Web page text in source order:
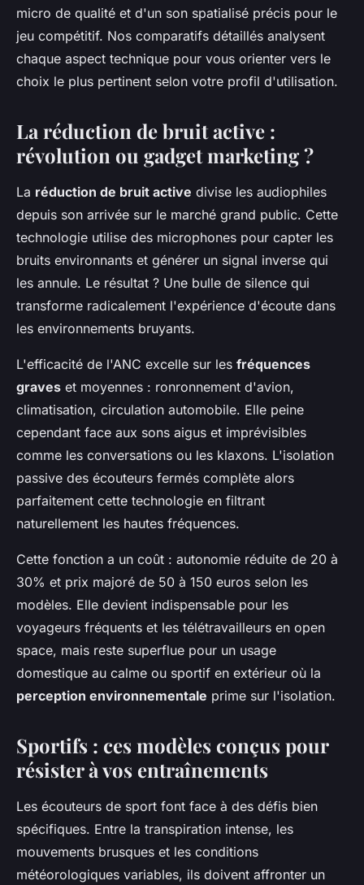
micro de qualité et d'un son spatialisé précis pour le
jeu compétitif. Nos comparatifs détaillés analysent
chaque aspect technique pour vous orienter vers le
choix le plus pertinent selon votre profil d'utilisation.
La réduction de bruit active :
révolution ou gadget marketing ?
La réduction de bruit active divise les audiophiles
depuis son arrivée sur le marché grand public. Cette
technologie utilise des microphones pour capter les
bruits environnants et générer un signal inverse qui
les annule. Le résultat ? Une bulle de silence qui
transforme radicalement l'expérience d'écoute dans
les environnements bruyants.
L'efficacité de l'ANC excelle sur les fréquences
graves et moyennes : ronronnement d'avion,
climatisation, circulation automobile. Elle peine
cependant face aux sons aigus et imprévisibles
comme les conversations ou les klaxons. L'isolation
passive des écouteurs fermés complète alors
parfaitement cette technologie en filtrant
naturellement les hautes fréquences.
Cette fonction a un coût : autonomie réduite de 20 à
30% et prix majoré de 50 à 150 euros selon les
modèles. Elle devient indispensable pour les
voyageurs fréquents et les télétravailleurs en open
space, mais reste superflue pour un usage
domestique au calme ou sportif en extérieur où la
perception environnementale prime sur l'isolation.
Sportifs : ces modèles conçus pour
résister à vos entraînements
Les écouteurs de sport font face à des défis bien
spécifiques. Entre la transpiration intense, les
mouvements brusques et les conditions
météorologiques variables, ils doivent affronter un